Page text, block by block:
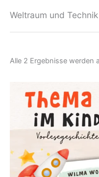
Weltraum und Technik
Alle 2 Ergebnisse werden